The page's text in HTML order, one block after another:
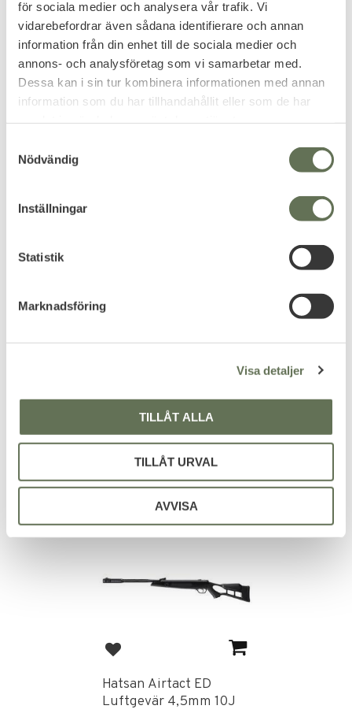
för sociala medier och analysera vår trafik. Vi
vidarebefordrar även sådana identifierare och annan
information från din enhet till de sociala medier och
annons- och analysföretag som vi samarbetar med.
Dessa kan i sin tur kombinera informationen med annan
information som du har tillhandahållit eller som de har
Nödvändig
Inställningar
Statistik
Marknadsföring
Visa detaljer
TILLÅT ALLA
TILLÅT URVAL
AVVISA
Add to favorites
Titan Spring Fjäder
Nr.8
359 KR
Add to favorites
Hatsan Luftgevär 60S
5.5mm 10J
Shock Absorber System &
Quattro Trigger®.
2 276 KR
Speedfire har Shroudad pipa
3 196KR
4,5 mm 10J
1 756KR
Add to favorites
Hatsan Airtact ED
Luftgevär 4,5mm 10J